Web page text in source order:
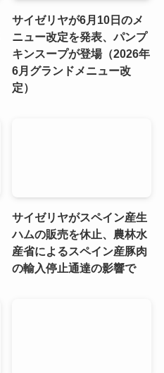
サイゼリヤが6月10日のメ
ニュー改定を発表、パンプ
キンスープが登場（2026年
6月グランドメニュー改
定）
サイゼリヤがスペイン産生
ハムの販売を休止、農林水
産省によるスペイン産豚肉
の輸入停止通達の影響で